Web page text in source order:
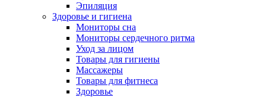
Эпиляция
Здоровье и гигиена
Мониторы сна
Мониторы сердечного ритма
Уход за лицом
Товары для гигиены
Массажеры
Товары для фитнеса
Здоровье